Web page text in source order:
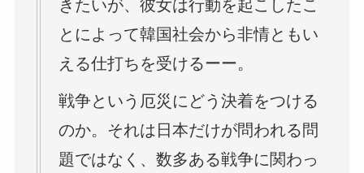
きたいが、彼女は行動を起こしたこ
とによって韓国社会から非情ともい
える仕打ちを受けるーー。
戦争という厄災にどう決着をつける
のか。それは日本だけが問われる問
題ではなく、数多ある戦争に関わっ